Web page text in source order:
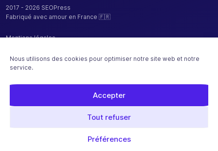
Nous utilisons des cookies pour optimiser notre site web et notre
service.
Accepter
Tout refuser
Préférences
2017 - 2026 SEOPress
Fabriqué avec amour en France 🇫🇷
Mentions légales
Politique de confidentialité / cookies
CGV